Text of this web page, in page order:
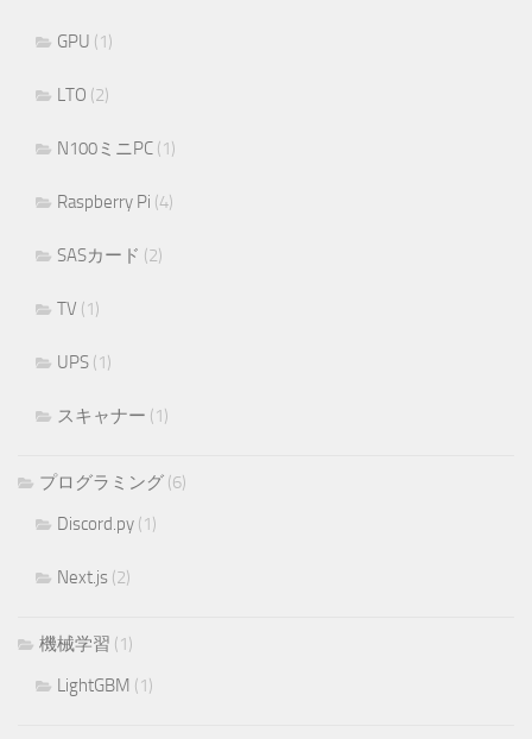
GPU (1)
LTO (2)
N100ミニPC (1)
Raspberry Pi (4)
SASカード (2)
TV (1)
UPS (1)
スキャナー (1)
プログラミング (6)
Discord.py (1)
Next.js (2)
機械学習 (1)
LightGBM (1)